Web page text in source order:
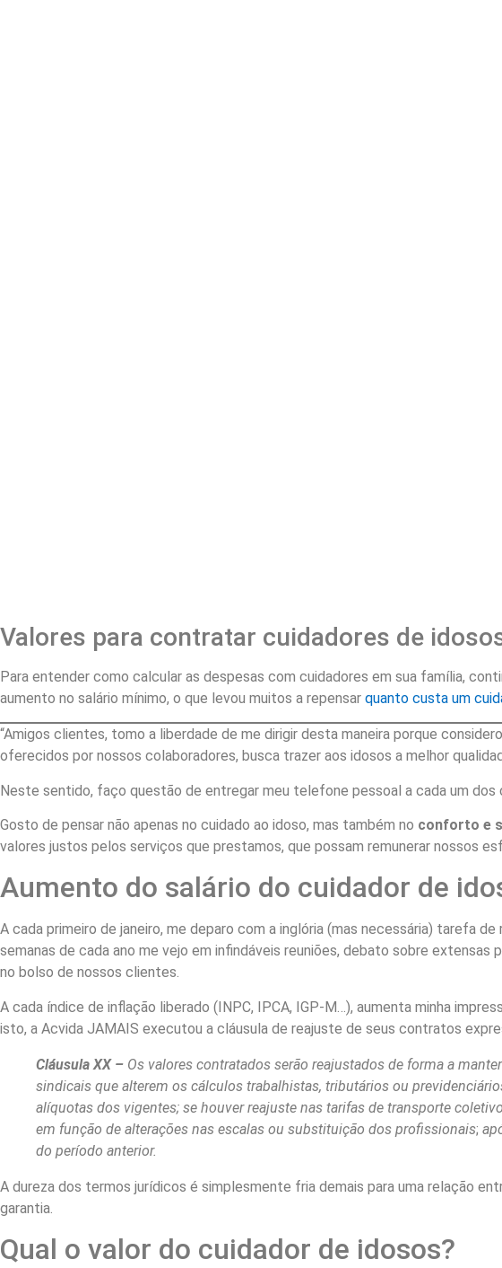
Valores para contratar cuidadores de
Para entender como calcular as despesas com cuidadores em sua família,
aumento no salário mínimo, o que levou muitos a repensar quanto custa um
“Amigos clientes, tomo a liberdade de me dirigir desta maneira porque
oferecidos por nossos colaboradores, busca trazer aos idosos a melhor
Neste sentido, faço questão de entregar meu telefone pessoal a cada um
Gosto de pensar não apenas no cuidado ao idoso, mas também no conforto e
valores justos pelos serviços que prestamos, que possam remunerar nossos
Aumento do salário do cuidador de
A cada primeiro de janeiro, me deparo com a inglória (mas necessária) tarefa
semanas de cada ano me vejo em infindáveis reuniões, debato sobre
no bolso de nossos clientes.
A cada índice de inflação liberado (INPC, IPCA, IGP-M…), aumenta minha
isto, a Acvida JAMAIS executou a cláusula de reajuste de seus contratos
Cláusula XX – Os valores contratados serão reajustados de forma a
sindicais que alterem os cálculos trabalhistas, tributários ou
alíquotas dos vigentes; se houver reajuste nas tarifas de transporte
em função de alterações nas escalas ou substituição dos profissionais;
do período anterior.
A dureza dos termos jurídicos é simplesmente fria demais para uma relação
garantia.
Qual o valor do cuidador de idosos?